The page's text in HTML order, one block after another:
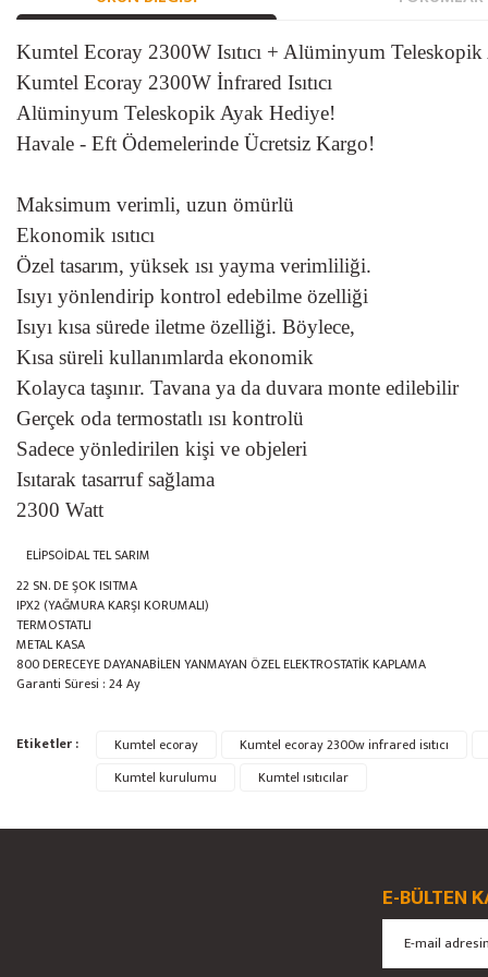
Kumtel Ecoray 2300W Isıtıcı + Alüminyum
Kumtel Ecoray 2300W İnfrared Isıtıcı
Alüminyum Teleskopik Ayak Hediye!
Havale - Eft Ödemelerinde Ücretsiz Kargo!
Maksimum verimli, uzun ömürlü
Ekonomik ısıtıcı
Özel tasarım, yüksek ısı yayma verimliliği.
Isıyı yönlendirip kontrol edebilme özelliği
Isıyı kısa sürede iletme özelliği. Böylece,
Kısa süreli kullanımlarda ekonomik
Kolayca taşınır. Tavana ya da duvara monte edilebilir
Gerçek oda termostatlı ısı kontrolü
Sadece yönledirilen kişi ve objeleri
Isıtarak tasarruf sağlama
2300 Watt
ELİPSOİDAL TEL SARIM
22 SN. DE ŞOK ISITMA
IPX2 (YAĞMURA KARŞI KORUMALI)
TERMOSTATLI
METAL KASA
800 DERECEYE DAYANABİLEN YANMAYAN ÖZEL ELEKTROSTATİK KAPLAMA
Garanti Süresi : 24 Ay
Bu ürünün fiyat bilgisi, resim, ürün açıklamalarında ve diğer konularda
Görüş ve önerileriniz için teşekkür ederiz.
Etiketler : Kumtel ecoray Kumtel ecoray 2300w infrared isıtıcı
Kumtel kurulumu
Kumtel ısıtıcılar
E-BÜLTEN